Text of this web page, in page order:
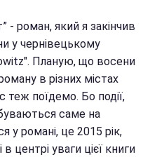
- роман, який я закінчив
у чернівецькому
Планую, що восени
в різних містах
теж поїдемо. Бо події,
саме на
у романі, це 2015 рік,
в центрі уваги цієї книги